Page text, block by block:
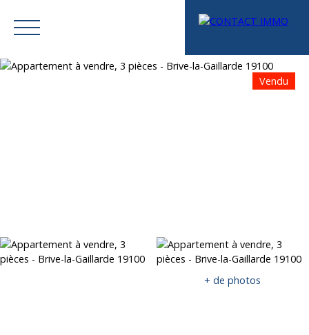
Mes favoris Espace vendeur Estimation
Vendu
+ de photos